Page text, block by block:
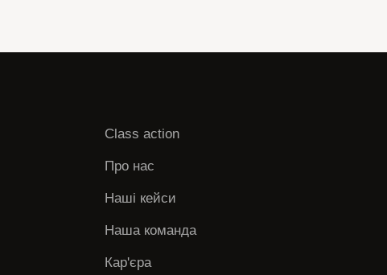
Class action
Про нас
Наші кейси
Наша команда
Кар'єра